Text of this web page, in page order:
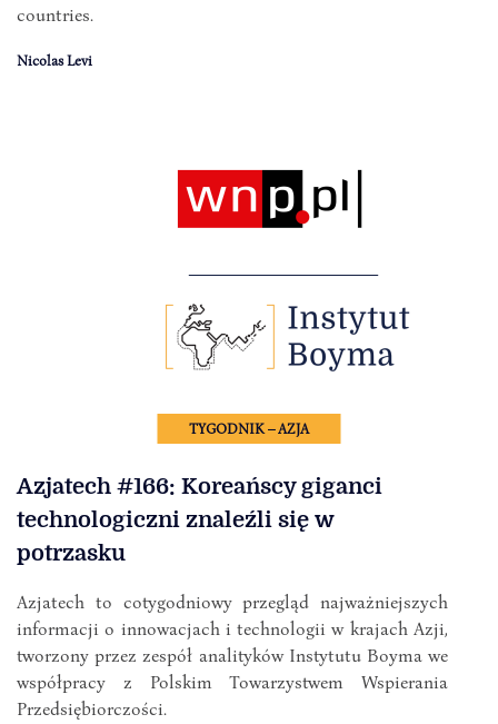
countries.
Nicolas Levi
TYGODNIK – AZJA
Azjatech #166: Koreańscy giganci
technologiczni znaleźli się w
potrzasku
Azjatech to cotygodniowy przegląd najważniejszych
informacji o innowacjach i technologii w krajach Azji,
tworzony przez zespół analityków Instytutu Boyma we
współpracy z Polskim Towarzystwem Wspierania
Przedsiębiorczości.